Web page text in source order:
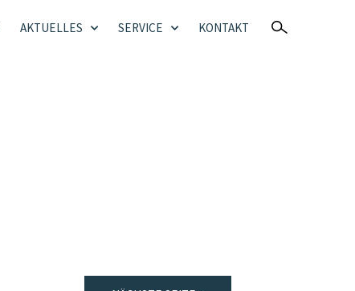
AKTUELLES SERVICE KONTAKT